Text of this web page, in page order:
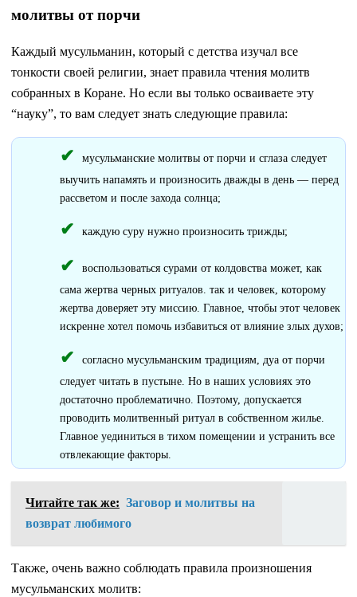
молитвы от порчи
Каждый мусульманин, который с детства изучал все
тонкости своей религии, знает правила чтения молитв
собранных в Коране. Но если вы только осваиваете эту
“науку”, то вам следует знать следующие правила:
мусульманские молитвы от порчи и сглаза следует
выучить напамять и произносить дважды в день — перед
рассветом и после захода солнца;
каждую суру нужно произносить трижды;
воспользоваться сурами от колдовства может, как
сама жертва черных ритуалов. так и человек, которому
жертва доверяет эту миссию. Главное, чтобы этот человек
искренне хотел помочь избавиться от влияние злых духов;
согласно мусульманским традициям, дуа от порчи
следует читать в пустыне. Но в наших условиях это
достаточно проблематично. Поэтому, допускается
проводить молитвенный ритуал в собственном жилье.
Главное уединиться в тихом помещении и устранить все
отвлекающие факторы.
Читайте так же: Заговор и молитвы на
возврат любимого
Также, очень важно соблюдать правила произношения
мусульманских молитв: